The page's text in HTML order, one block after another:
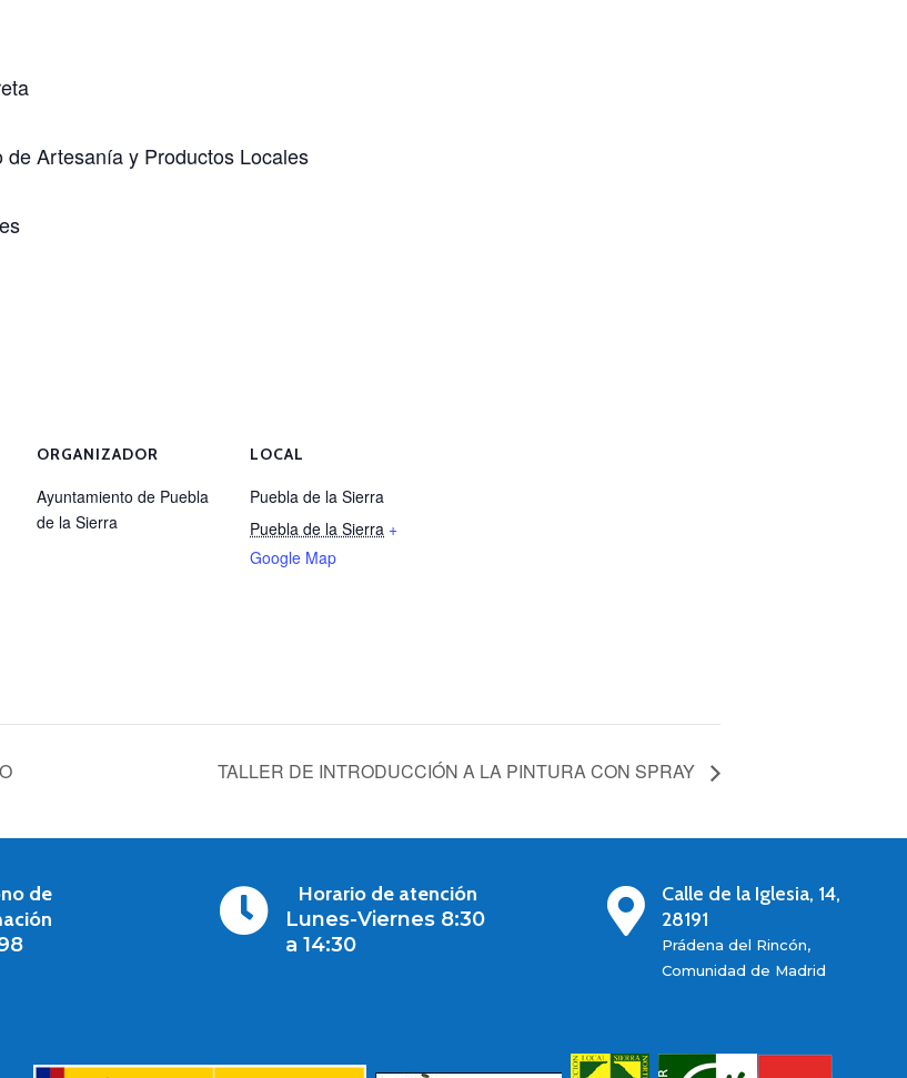
Artesanía y Productos Locales
ORGANIZADOR
Ayuntamiento de Puebla
de la Sierra
LOCAL
Puebla de la Sierra
Puebla de la Sierra +
Google Map
TALLER DE INTRODUCCIÓN A LA PINTURA CON SPRAY
de

Horario de atención
Lunes-Viernes 8:30
a 14:30

Calle de la Iglesia, 14,
28191
Prádena del Rincón,
Comunidad de Madrid